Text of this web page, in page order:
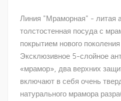
Линия "Мраморная" - литая
толстостенная посуда с
покрытием нового
Эксклюзивное 5-слойное
«мрамор», два верхних
включают в себя очень
натурального мрамора